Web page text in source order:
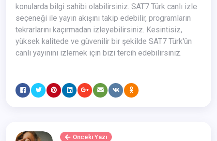
konularda bilgi sahibi olabilirsiniz. SAT7 Türk canlı izle
seçeneği ile yayın akışını takip edebilir, programların
tekrarlarını kaçırmadan izleyebilirsiniz. Kesintisiz,
yüksek kalitede ve güvenilir bir şekilde SAT7 Türk'ün
canlı yayınını izlemek için bizi tercih edebilirsiniz.
Önceki Yazı